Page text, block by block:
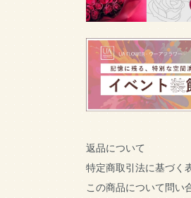
返品について
特定商取引法に基づく
この商品について問い